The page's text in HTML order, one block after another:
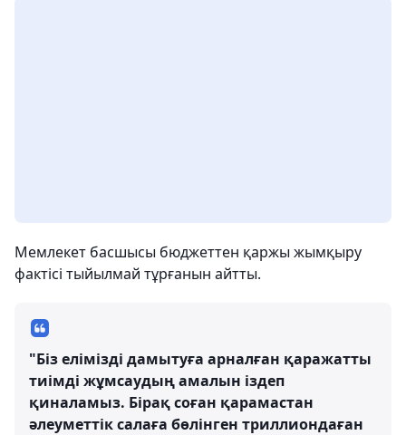
Мемлекет басшысы бюджеттен қаржы жымқыру
фактісі тыйылмай тұрғанын айтты.
"Біз елімізді дамытуға арналған қаражатты
тиімді жұмсаудың амалын іздеп
қиналамыз. Бірақ соған қарамастан
әлеуметтік салаға бөлінген триллиондаған